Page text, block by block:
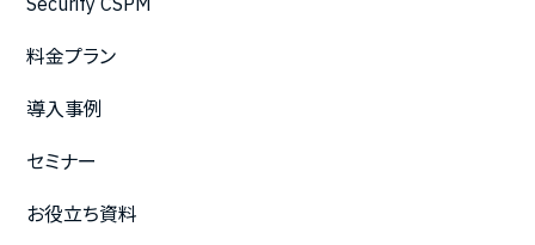
料金プラン
導入事例
セミナー
お役立ち資料